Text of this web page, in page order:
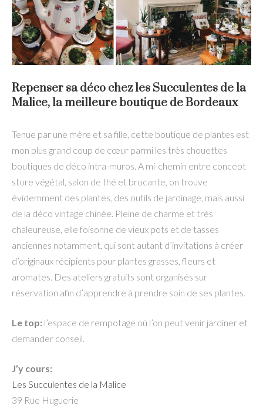
Repenser sa déco chez les Succulentes de la
Malice, la meilleure boutique de Bordeaux
Tenue par une mère et sa fille, cette boutique de plantes est
mon plus grand coup de cœur parmi les très chouettes
boutiques de déco intra-muros. A mi-chemin entre concept
store végétal, salon de thé et brocante, on trouve
évidemment des plantes, des outils de jardinage, mais aussi
de la déco vintage chinée. Pleine de charme et très
chaleureuse, elle foisonne de vieux pots et de tasses
anciennes notamment, qui sont autant d’invitations à créer
d’originaux récipients pour plantes grasses, fleurs et
aromates. Des ateliers gratuits sont organisés sur
réservation afin d’apprendre à prendre soin de ses plantes.
Le top: l’espace de rempotage où l’on peut venir jardiner et
demander conseil.
J’y cours:
Les Succulentes de la Malice
39 Rue Huguerie